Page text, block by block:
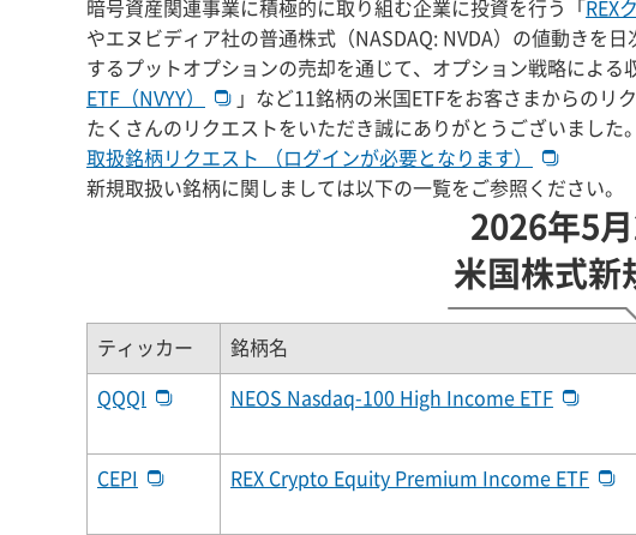
暗号資産関連事業に積極的に取り組む企業に投資を行う「 REX
やエヌビディア社の普通株式（NASDAQ: NVDA）の値動きを
するプットオプションの売却を通じて、オプション戦略による
ETF（NVYY）
」など11銘柄の米国ETFをお客さまからのリ
たくさんのリクエストをいただき誠にありがとうございました。
取扱銘柄リクエスト （ログインが必要となります）
新規取扱い銘柄に関しましては以下の一覧をご参照ください。
2026年5月
米国株式新
ティッカー 銘柄名
QQQI NEOS Nasdaq-100 High Income ETF
CEPI REX Crypto Equity Premium Income ETF